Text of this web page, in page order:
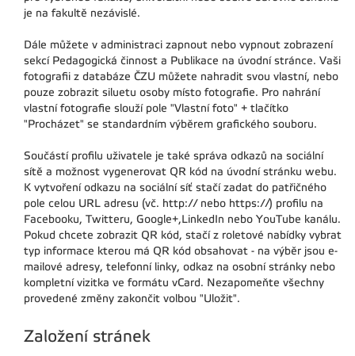
je na fakultě nezávislé.
Dále můžete v administraci zapnout nebo vypnout zobrazení
sekcí Pedagogická činnost a Publikace na úvodní stránce. Vaši
fotografii z databáze ČZU můžete nahradit svou vlastní, nebo
pouze zobrazit siluetu osoby místo fotografie. Pro nahrání
vlastní fotografie slouží pole "Vlastní foto" + tlačítko
"Procházet" se standardním výběrem grafického souboru.
Součástí profilu uživatele je také správa odkazů na sociální
sítě a možnost vygenerovat QR kód na úvodní stránku webu.
K vytvoření odkazu na sociální síť stačí zadat do patřičného
pole celou URL adresu (vč. http:// nebo https://) profilu na
Facebooku, Twitteru, Google+,LinkedIn nebo YouTube kanálu.
Pokud chcete zobrazit QR kód, stačí z roletové nabídky vybrat
typ informace kterou má QR kód obsahovat - na výběr jsou e-
mailové adresy, telefonní linky, odkaz na osobní stránky nebo
kompletní vizitka ve formátu vCard. Nezapomeňte všechny
provedené změny zakončit volbou "Uložit".
Založení stránek